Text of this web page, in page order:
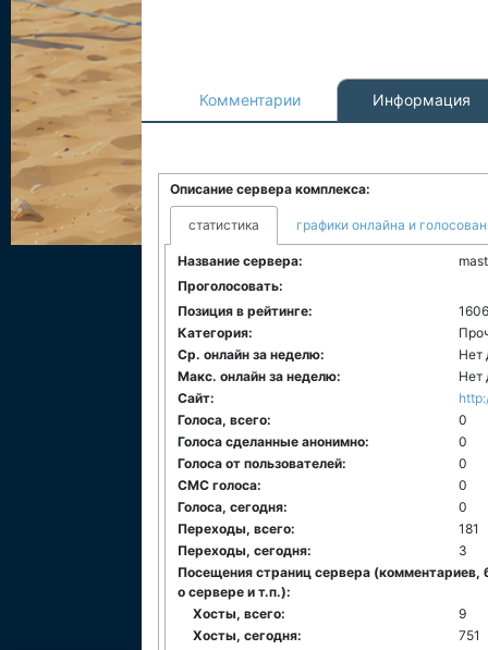
Комментарии Информация
Описание сервера комплекса:
статистика графики онлайна и
Название сервера:
Проголосовать:
Позиция в рейтинге:
1606
Категория:
Ср. онлайн за неделю:
Нет
Макс. онлайн за неделю:
Нет
Сайт:
Голоса, всего:
0
Голоса сделанные анонимно:
0
Голоса от пользователей:
0
СМС голоса:
0
Голоса, сегодня:
0
Переходы, всего:
181
Переходы, сегодня:
3
Посещения страниц сервера (комментариев,
о сервере и т.п.):
Хосты, всего:
9
Хосты, сегодня:
751